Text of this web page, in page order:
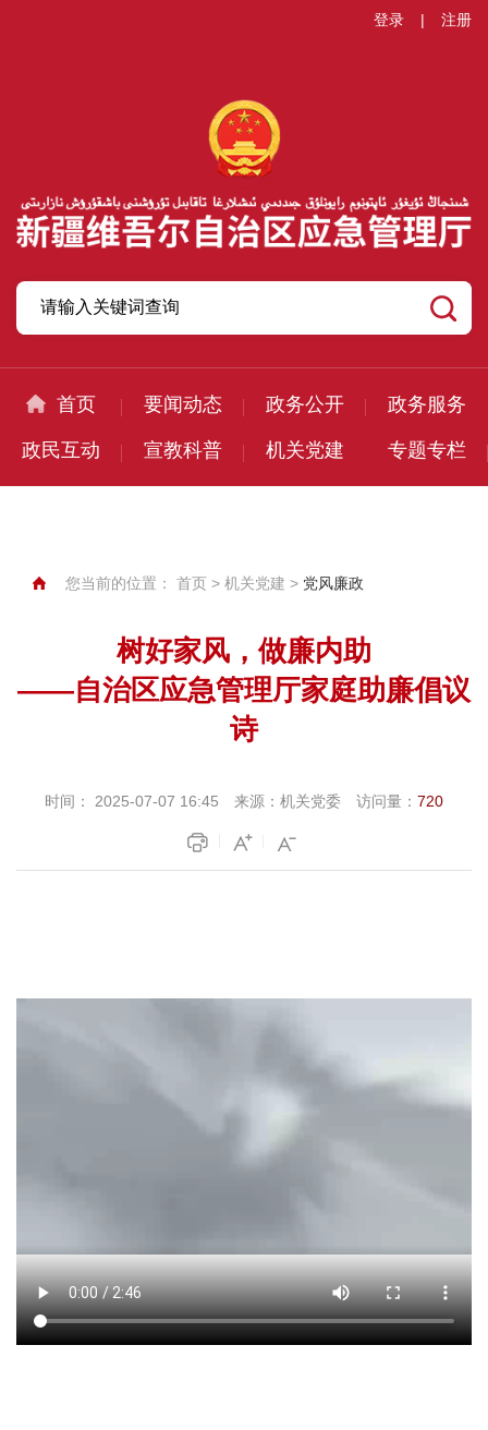
登录 | 注册
首页 要闻动态 政务公开 政务服务
政民互动 宣教科普 机关党建 专题专栏
您当前的位置： 首页 > 机关党建 > 党风廉政
树好家风，做廉内助
——自治区应急管理厅家庭助廉倡议
诗
时间： 2025-07-07 16:45 来源： 机关党委 访问量： 720